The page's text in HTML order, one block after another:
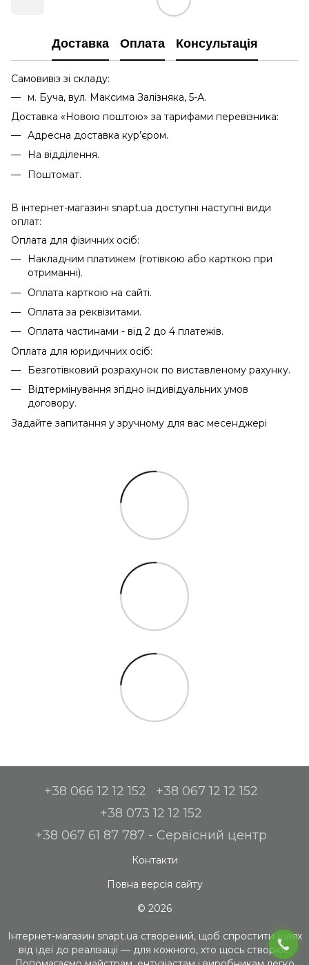
Доставка Оплата Консультація
Самовивіз зі складу:
м. Буча, вул. Максима Залізняка, 5-А.
Доставка «Новою поштою» за тарифами перевізника:
Адресна доставка кур’єром.
На відділення.
Поштомат.
В інтернет-магазині snapt.ua доступні наступні види
оплат:
Оплата для фізичних осіб:
Накладним платижем (готівкою або карткою при
отриманні).
Оплата карткою на сайті.
Оплата за реквізитами.
Оплата частинами - від 2 до 4 платежів.
Оплата для юридичних осіб:
Безготівковий розрахунок по виставленому рахунку.
Відтермінування згідно індивідуальних умов
договору.
Задайте запитання у зручному для вас месенджері
+38 066 12 12 152
+38 067 12 12 152
+38 073 12 12 152
+38 067 61 87 787 - Сервісний центр
Контакти
Повна версія сайту
© 2026
Інтернет-магазин snapt.ua створений, щоб спростити шлях
від ідеї до реалізації — для кожного, хто щось створює.